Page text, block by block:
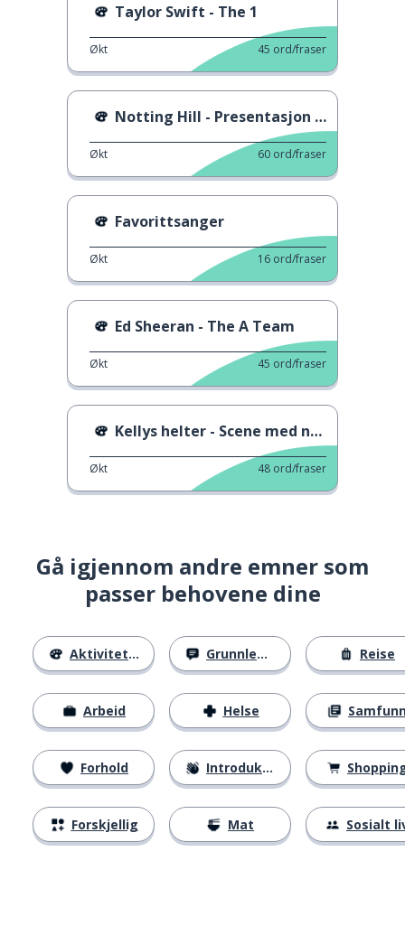
Taylor Swift - The 1
Økt 45 ord/fraser
Notting Hill - Presentasjon av Julia Roberts
Økt 60 ord/fraser
Favorittsanger
Økt 16 ord/fraser
Ed Sheeran - The A Team
Økt 45 ord/fraser
Kellys helter - Scene med negative bølger
Økt 48 ord/fraser
Gå igjennom andre emner som
passer behovene dine
Aktiviteter
Arbeid
Forhold
Forskjellig
Grunnleggende
Helse
Introduksjoner
Mat
Reise
Sosialt